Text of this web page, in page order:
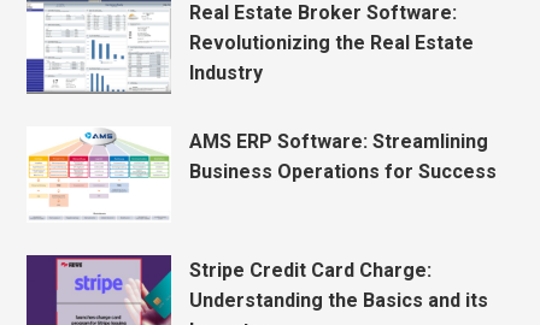
Real Estate Broker Software:
Revolutionizing the Real Estate
Industry
AMS ERP Software: Streamlining
Business Operations for Success
Stripe Credit Card Charge:
Understanding the Basics and its